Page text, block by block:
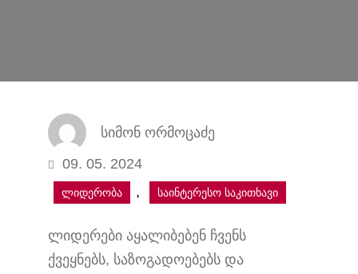
სიმონ ორმოცაძე
09. 05. 2024
ლიდერობა , საინტერესო საკითხავი
ლიდერები აყალიბებენ ჩვენს
ქვეყნებს, საზოგადოებებს და